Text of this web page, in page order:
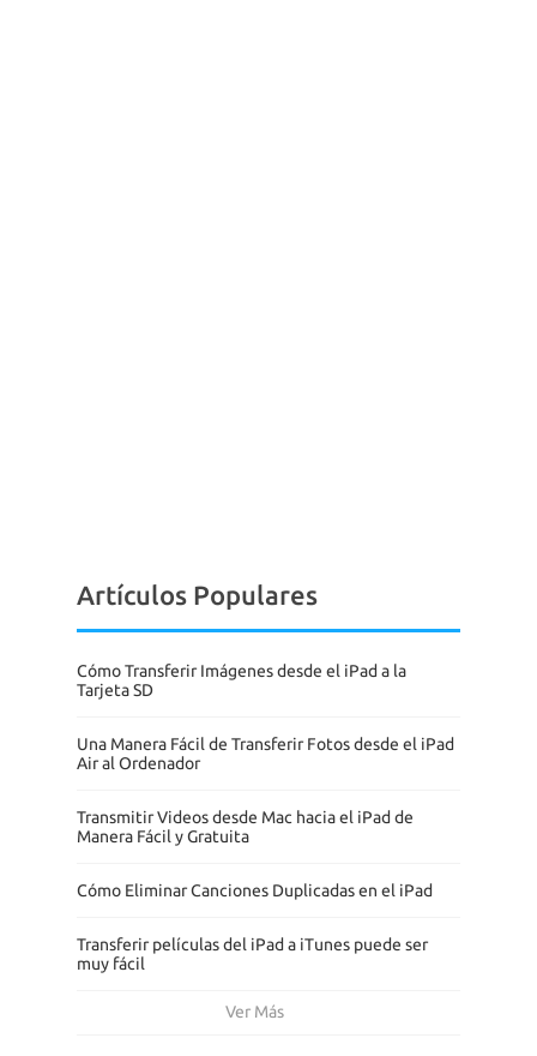
Artículos Populares
Cómo Transferir Imágenes desde el iPad a la
Tarjeta SD
Una Manera Fácil de Transferir Fotos desde el iPad
Air al Ordenador
Transmitir Videos desde Mac hacia el iPad de
Manera Fácil y Gratuita
Cómo Eliminar Canciones Duplicadas en el iPad
Transferir películas del iPad a iTunes puede ser
muy fácil
Ver Más